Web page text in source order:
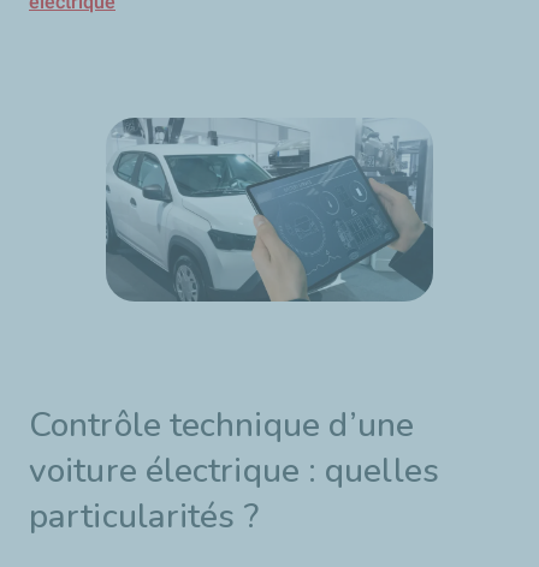
Contrôle technique d’une
voiture électrique : quelles
particularités ?